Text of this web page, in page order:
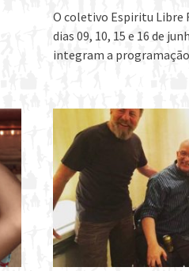
O coletivo Espiritu Libre
dias 09, 10, 15 e 16 de
integram a programação